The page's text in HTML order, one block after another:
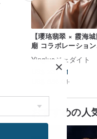
【瓔珞翡翠 × 霞海
廟 コラボレーショ
心心相印ネックレス |
収益の 10% を寄付
Yingluoジェダイト
US$ 231.61
US$ 386.01
おすすめの人